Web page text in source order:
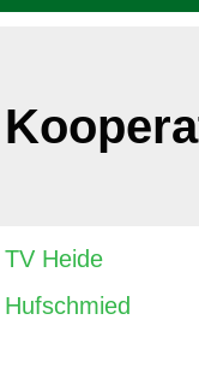
TV Heide
Hufschmied